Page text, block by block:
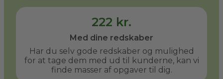
222 kr.
Med dine redskaber
Har du selv gode redskaber og mulighed
for at tage dem med ud til kunderne, kan vi
finde masser af opgaver til dig.